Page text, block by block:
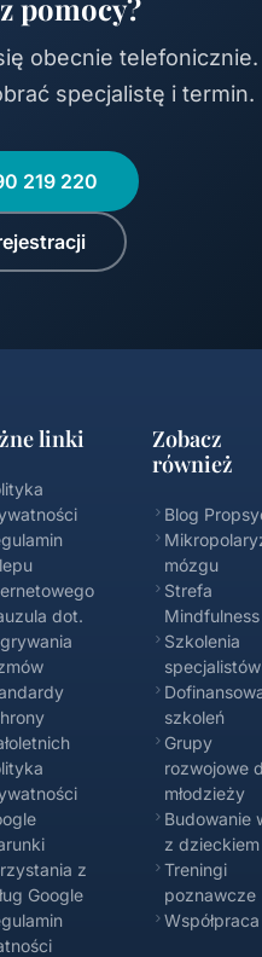
pomocy?
obecnie telefonicznie.
specjalistę i termin.
219 220
linki
dot.
z
Google
Zobacz
również
Blog
mózgu
Strefa
Mindfulness
Szkolenia
specjalistów
szkoleń
Grupy
rozwojowe
młodzieży
Budowanie
z dzieckiem
Treningi
poznawcze
Współpraca